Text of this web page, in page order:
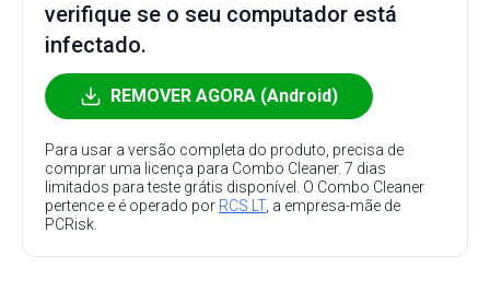
verifique se o seu computador está
infectado.
REMOVER AGORA (Android)
Para usar a versão completa do produto, precisa de
comprar uma licença para Combo Cleaner. 7 dias
limitados para teste grátis disponível. O Combo Cleaner
pertence e é operado por RCS LT, a empresa-mãe de
PCRisk.